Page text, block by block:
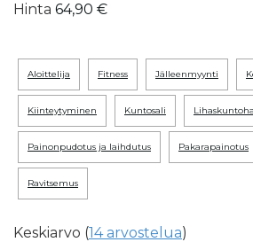
Hinta 64,90 €
aloittelija fitness jälleenmyynti
kiinteytyminen kuntosali
painonpudotus ja laihdutus pakarapainotus
ravitsemus
Keskiarvo (14 arvostelua)